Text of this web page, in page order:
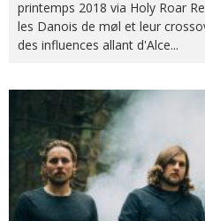
printemps 2018 via Holy Roar
les Danois de møl et leur
des influences allant d'Alce...